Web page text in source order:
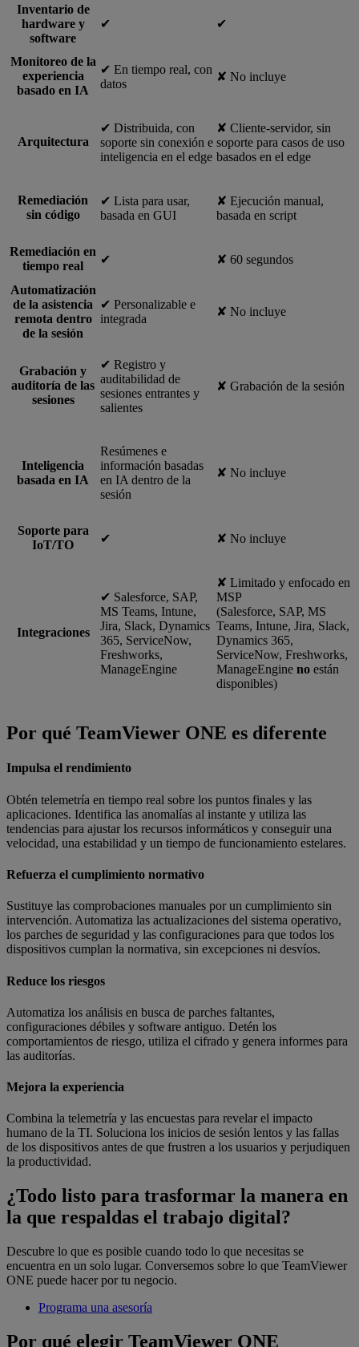
Inventario de
hardware y
software
✔︎ ✔︎
Monitoreo de la
experiencia
basado en IA
✔︎ En tiempo real, con
datos
✘ No incluye
Arquitectura
✔︎ Distribuida, con
soporte sin conexión e
inteligencia en el edge
✘ Cliente-servidor, sin
soporte para casos de uso
basados en el edge
Remediación
sin código
✔︎ Lista para usar,
basada en GUI
✘ Ejecución manual,
basada en script
Remediación en
tiempo real
✔︎ ✘ 60 segundos
Automatización
de la asistencia
remota dentro
de la sesión
✔︎ Personalizable e
integrada
✘ No incluye
Grabación y
auditoría de las
sesiones
✔︎ Registro y
auditabilidad de
sesiones entrantes y
salientes
✘ Grabación de la sesión
Inteligencia
basada en IA
Resúmenes e
información basadas
en IA dentro de la
sesión
✘ No incluye
Soporte para
IoT/TO
✔︎ ✘ No incluye
Integraciones
✔︎ Salesforce, SAP,
MS Teams, Intune,
Jira, Slack, Dynamics
365, ServiceNow,
Freshworks,
ManageEngine
✘ Limitado y enfocado en
MSP
(Salesforce, SAP, MS
Teams, Intune, Jira, Slack,
Dynamics 365,
ServiceNow, Freshworks,
ManageEngine no están
disponibles)
Por qué TeamViewer ONE es diferente
Impulsa el rendimiento
Obtén telemetría en tiempo real sobre los puntos finales y las
aplicaciones. Identifica las anomalías al instante y utiliza las
tendencias para ajustar los recursos informáticos y conseguir una
velocidad, una estabilidad y un tiempo de funcionamiento estelares.
Refuerza el cumplimiento normativo
Sustituye las comprobaciones manuales por un cumplimiento sin
intervención. Automatiza las actualizaciones del sistema operativo,
los parches de seguridad y las configuraciones para que todos los
dispositivos cumplan la normativa, sin excepciones ni desvíos.
Reduce los riesgos
Automatiza los análisis en busca de parches faltantes,
configuraciones débiles y software antiguo. Detén los
comportamientos de riesgo, utiliza el cifrado y genera informes para
las auditorías.
Mejora la experiencia
Combina la telemetría y las encuestas para revelar el impacto
humano de la TI. Soluciona los inicios de sesión lentos y las fallas
de los dispositivos antes de que frustren a los usuarios y perjudiquen
la productividad.
¿Todo listo para trasformar la manera en
la que respaldas el trabajo digital?
Descubre lo que es posible cuando todo lo que necesitas se
encuentra en un solo lugar. Conversemos sobre lo que TeamViewer
ONE puede hacer por tu negocio.
Programa una asesoría
Por qué elegir TeamViewer ONE